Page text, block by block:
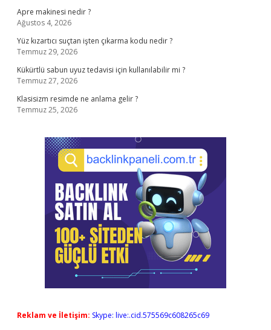
Apre makinesi nedir ?
Ağustos 4, 2026
Yüz kızartıcı suçtan işten çıkarma kodu nedir ?
Temmuz 29, 2026
Kükürtlü sabun uyuz tedavisi için kullanılabilir mi ?
Temmuz 27, 2026
Klasisizm resimde ne anlama gelir ?
Temmuz 25, 2026
Reklam ve İletişim: Skype: live:.cid.575569c608265c69